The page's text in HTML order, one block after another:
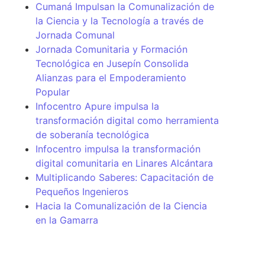
Cumaná Impulsan la Comunalización de
la Ciencia y la Tecnología a través de
Jornada Comunal
Jornada Comunitaria y Formación
Tecnológica en Jusepín Consolida
Alianzas para el Empoderamiento
Popular
Infocentro Apure impulsa la
transformación digital como herramienta
de soberanía tecnológica
Infocentro impulsa la transformación
digital comunitaria en Linares Alcántara
Multiplicando Saberes: Capacitación de
Pequeños Ingenieros
Hacia la Comunalización de la Ciencia
en la Gamarra